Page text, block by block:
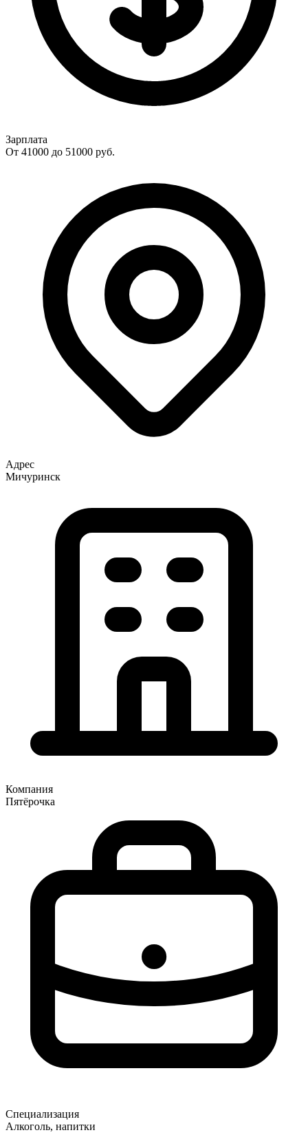
Зарплата
От 41000 до 51000 руб.
Адрес
Мичуринск
Компания
Пятёрочка
Специализация
Алкоголь, напитки